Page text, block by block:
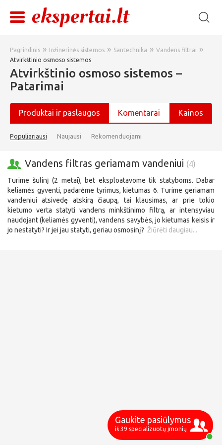
Pagrindinis » Inžinerinės sistemos » Santechnika » Vandens filtrai »
Atvirkštinio osmoso sistemos
Atvirkštinio osmoso sistemos –
Patarimai
Produktai ir paslaugos Komentarai Kainos
Populiariausi Naujausi Rekomenduojami
Vandens filtras geriamam vandeniui (4)
Turime šulinį (2 metai), bet eksploatavome tik statyboms. Dabar
keliamės gyventi, padarėme tyrimus, kietumas 6. Turime geriamam
vandeniui atsivedę atskirą čiaupą, tai klausimas, ar prie tokio
kietumo verta statyti vandens minkštinimo filtrą, ar intensyviau
naudojant (keliamės gyventi), vandens savybės, jo kietumas keisis ir
jo nestatyti? Ir jei jau statyti, geriau osmosinį? Žiūrėti daugiau...
Gaukite pasiūlymus
iš 39 specializuotų įmonių